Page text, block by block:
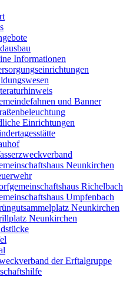
Informationen
und Banner
Einrichtungen
Neunkirchen
Richelbach
Umpfenbach
Neunkirchen
Neunkirchen
der Erftalgruppe